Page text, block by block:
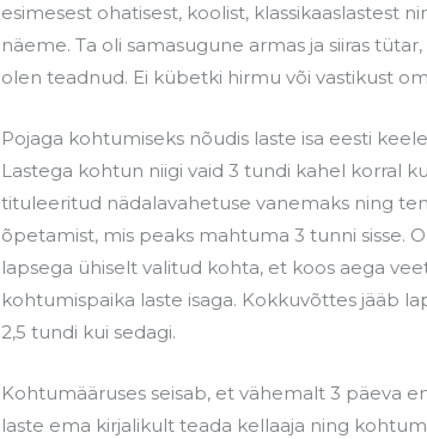
esimesest ohatisest, koolist, klassikaaslastest
näeme. Ta oli samasugune armas ja siiras
olen teadnud. Ei kübetki hirmu või vastikust
Pojaga kohtumiseks nõudis laste isa eesti
Lastega kohtun niigi vaid 3 tundi kahel korral
tituleeritud nädalavahetuse vanemaks ning
õpetamist, mis peaks mahtuma 3 tunni sisse.
lapsega ühiselt valitud kohta, et koos aega
kohtumispaika laste isaga. Kokkuvõttes jääb
2,5 tundi kui sedagi.
Kohtumääruses seisab, et vähemalt 3 päeva
laste ema kirjalikult teada kellaaja ning